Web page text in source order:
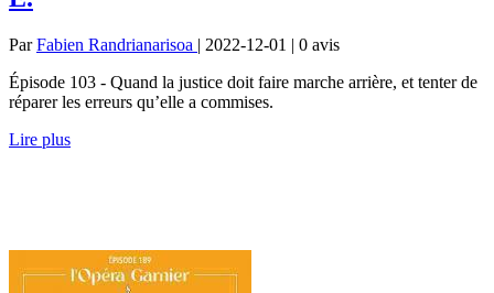
ParFabien Randrianarisoa | 2022-12-01 | 0 avis
Épisode 103 - Quand la justice doit faire marche arrière, et tenter de
réparer les erreurs qu’elle a commises.
Lire plus